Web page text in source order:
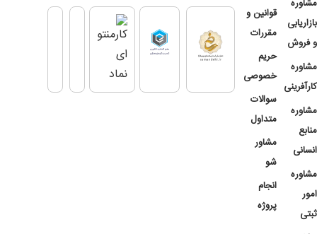
مشاوره
بازاریابی
و فروش
مشاوره
کارآفرینی
مشاوره
منابع
انسانی
مشاوره
امور
ثبتی
قوانین و
مقررات
حریم
خصوصی
سوالات
متداول
مشاور
شو
انجام
پروژه